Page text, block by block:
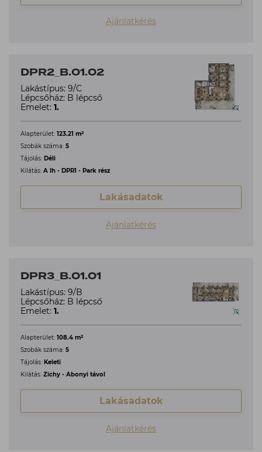
Ajánlatkérés
DPR2_B.01.02
Lakástípus: 9/C
Lépcsőház: B lépcső
Emelet: 1.
Alapterület: 123.21 m2
Szobák száma: 5
Tájolás: Déli
Kilátás: A lh - DPR1 - Park rész
Lakásadatok
Ajánlatkérés
DPR3_B.01.01
Lakástípus: 9/B
Lépcsőház: B lépcső
Emelet: 1.
Alapterület: 108.4 m2
Szobák száma: 5
Tájolás: Keleti
Kilátás: Zichy - Abonyi távol
Lakásadatok
Ajánlatkérés